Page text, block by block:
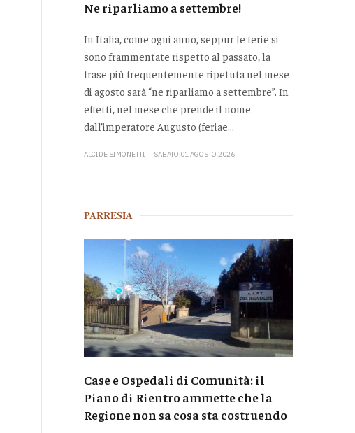
Ne riparliamo a settembre!
In Italia, come ogni anno, seppur le ferie si
sono frammentate rispetto al passato, la
frase più frequentemente ripetuta nel mese
di agosto sarà “ne riparliamo a settembre”. In
effetti, nel mese che prende il nome
dall’imperatore Augusto (feriae...
ALCIDE SIMONETTI SABATO 01 AGOSTO 2026
PARRESIA
Case e Ospedali di Comunità: il
Piano di Rientro ammette che la
Regione non sa cosa sta costruendo